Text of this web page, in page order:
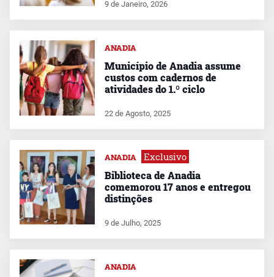
9 de Janeiro, 2026
ANADIA
Município de Anadia assume
custos com cadernos de
atividades do 1.º ciclo
22 de Agosto, 2025
ANADIA Exclusivo
Biblioteca de Anadia
comemorou 17 anos e entregou
distinções
9 de Julho, 2025
ANADIA